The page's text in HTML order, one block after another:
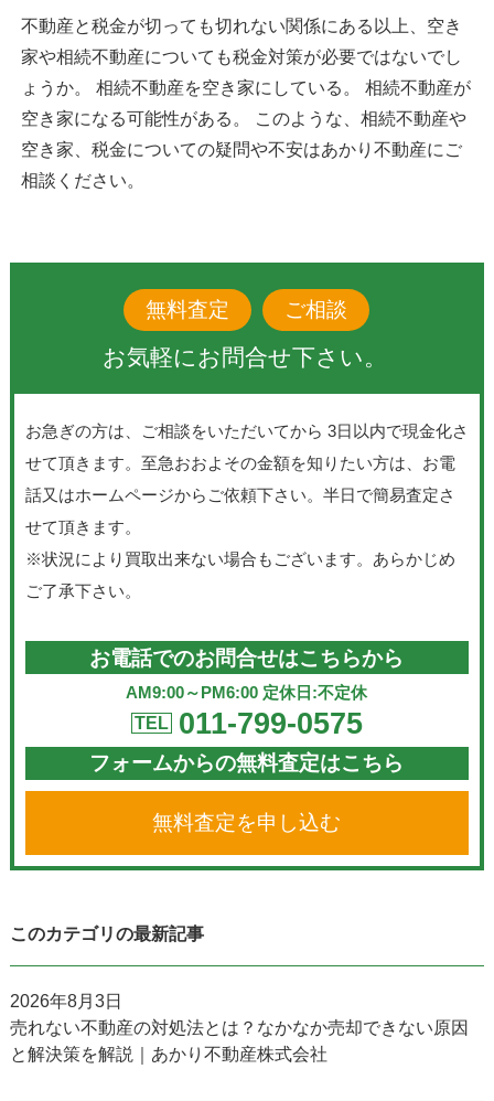
不動産と税金が切っても切れない関係にある以上、空き
家や相続不動産についても税金対策が必要ではないでし
ょうか。 相続不動産を空き家にしている。 相続不動産が
空き家になる可能性がある。 このような、相続不動産や
空き家、税金についての疑問や不安はあかり不動産にご
相談ください。
無料査定 ご相談
お気軽にお問合せ下さい。
お急ぎの方は、ご相談をいただいてから 3日以内で現金化さ
せて頂きます。至急おおよその金額を知りたい方は、お電
話又はホームページからご依頼下さい。半日で簡易査定さ
せて頂きます。
※状況により買取出来ない場合もございます。あらかじめ
ご了承下さい。
お電話でのお問合せはこちらから
AM9:00～PM6:00 定休日:不定休
TEL 011-799-0575
フォームからの無料査定はこちら
無料査定を申し込む
このカテゴリの最新記事
2026年8月3日
売れない不動産の対処法とは？なかなか売却できない原因
と解決策を解説｜あかり不動産株式会社